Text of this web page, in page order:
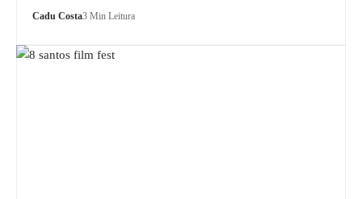
Cadu Costa3 Min Leitura